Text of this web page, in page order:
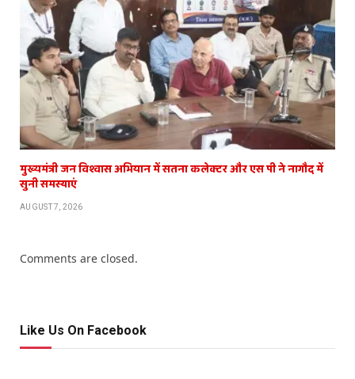
मुख्यमंत्री जन विश्वास अभियान में सतना कलेक्टर और एस पी ने नागौद में
सुनी समस्याएं
AUGUST 7, 2026
Comments are closed.
Like Us On Facebook